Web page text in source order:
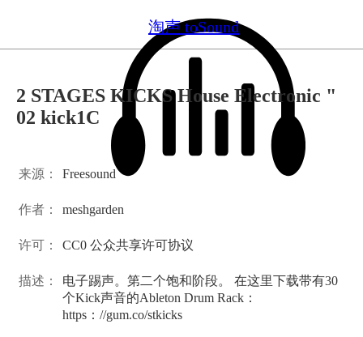
淘声 toSound
2 STAGES KICKS House Electronic "
02 kick1C
来源： Freesound
作者： meshgarden
许可： CC0 公众共享许可协议
描述：
电子踢声。第二个饱和阶段。 在这里下载带有30
个Kick声音的Ableton Drum Rack：
https：//gum.co/stkicks